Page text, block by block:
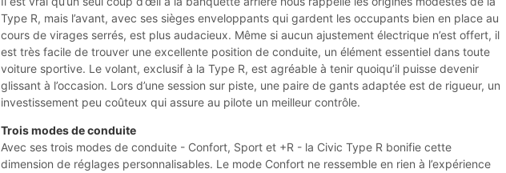
Type R, mais l’avant, avec ses sièges enveloppants qui gardent les occupants bien en place au
cours de virages serrés, est plus audacieux. Même si aucun ajustement électrique n’est offert, il
est très facile de trouver une excellente position de conduite, un élément essentiel dans toute
voiture sportive. Le volant, exclusif à la Type R, est agréable à tenir quoiqu’il puisse devenir
glissant à l’occasion. Lors d’une session sur piste, une paire de gants adaptée est de rigueur, un
investissement peu coûteux qui assure au pilote un meilleur contrôle.
Trois modes de conduite
Avec ses trois modes de conduite - Confort, Sport et +R - la Civic Type R bonifie cette
dimension de réglages personnalisables. Le mode Confort ne ressemble en rien à l’expérience